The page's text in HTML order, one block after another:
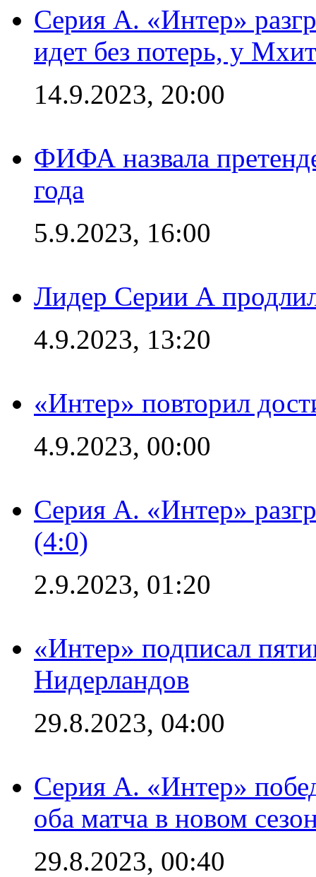
Серия А. «Интер»
идет без потерь, у
14.9.2023, 20:00
ФИФА назвала
года
5.9.2023, 16:00
Лидер Серии А
4.9.2023, 13:20
«Интер» повторил
4.9.2023, 00:00
Серия А. «Интер»
(4:0)
2.9.2023, 01:20
«Интер» подписал
Нидерландов
29.8.2023, 04:00
Серия А. «Интер»
оба матча в новом
29.8.2023, 00:40